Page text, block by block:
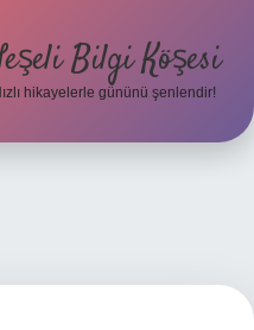
Bilgi Köşesi
hikayelerle gününü şenlendir!